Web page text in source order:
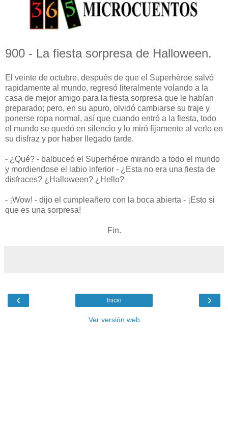
900 - La fiesta sorpresa de Halloween.
El veinte de octubre, después de que el Superhéroe salvó
rapidamente al mundo, regresó literalmente volando a la
casa de mejor amigo para la fiesta sorpresa que le habían
preparado; pero, en su apuro, olvidó cambiarse su traje y
ponerse ropa normal, así que cuando entró a la fiesta, todo
el mundo se quedó en silencio y lo miró fijamente al verlo en
su disfraz y por haber llegado tarde.
- ¿Qué? - balbuceó el Superhéroe mirando a todo el mundo
y mordiendose el labio inferior - ¿Esta no era una fiesta de
disfraces? ¿Halloween? ¿Hello?
- ¡Wow! - dijo el cumpleañero con la boca abierta - ¡Esto si
que es una sorpresa!
Fin.
‹ ›
Inicio
Ver versión web